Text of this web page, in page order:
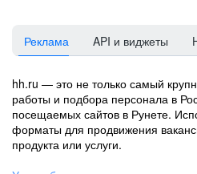
Реклама API и виджеты
hh.ru — это не только самый
работы и подбора персонала в
посещаемых сайтов в Рунете.
форматы для продвижения
продукта или услуги.